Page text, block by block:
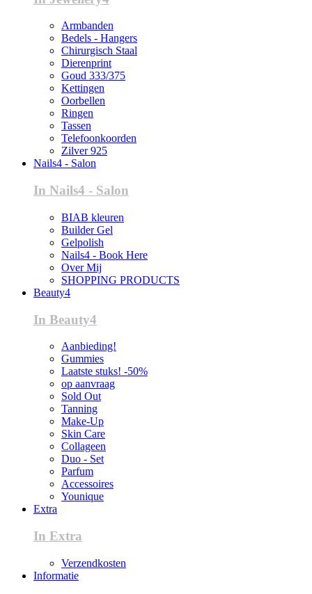
Armbanden
Bedels - Hangers
Chirurgisch Staal
Dierenprint
Goud 333/375
Kettingen
Oorbellen
Ringen
Tassen
Telefoonkoorden
Zilver 925
Nails4 - Salon
In Nails4 - Salon
BIAB kleuren
Builder Gel
Gelpolish
Nails4 - Book Here
Over Mij
SHOPPING PRODUCTS
Beauty4
In Beauty4
Aanbieding!
Gummies
Laatste stuks! -50%
op aanvraag
Sold Out
Tanning
Make-Up
Skin Care
Collageen
Duo - Set
Parfum
Accessoires
Younique
Extra
In Extra
Verzendkosten
Informatie